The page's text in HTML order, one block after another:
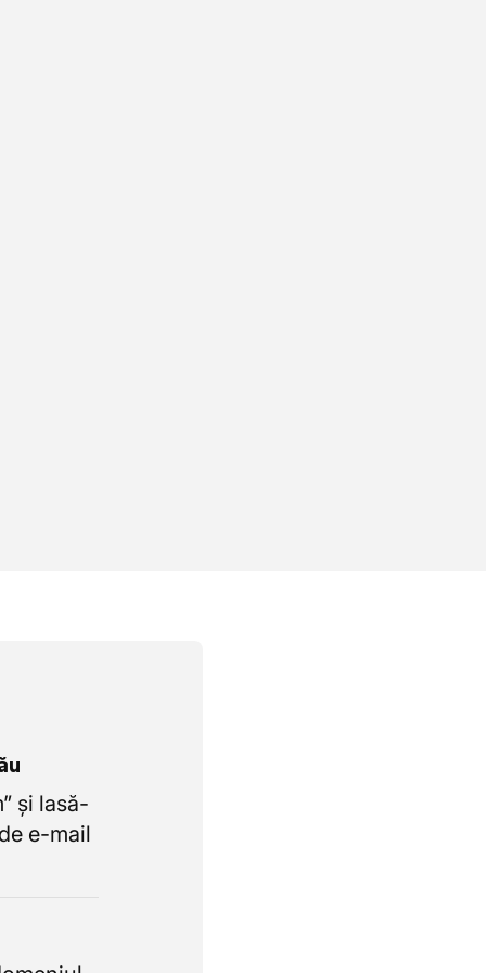
și lasă-
e-mail